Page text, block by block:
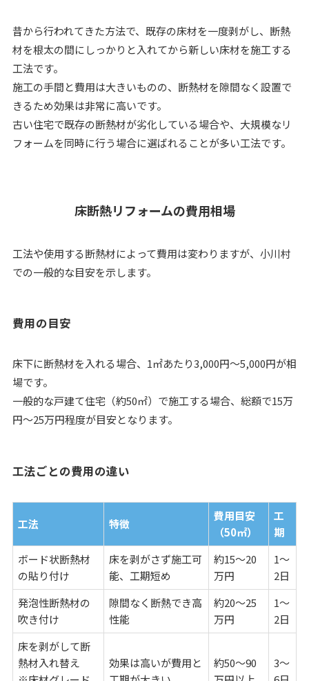
昔から行われてきた方法で、既存の床材を一度剥がし、断熱
材を根太の間にしっかりと入れてから新しい床材を施工する
工法です。
施工の手間と費用は大きいものの、断熱材を隙間なく設置で
きるため効果は非常に高いです。
古い住宅で既存の断熱材が劣化している場合や、大規模なリ
フォームを同時に行う場合に選ばれることが多い工法です。
床断熱リフォームの費用相場
工法や使用する断熱材によって費用は変わりますが、小川村
での一般的な目安を示します。
費用の目安
床下に断熱材を入れる場合、1㎡あたり3,000円〜5,000円が相
場です。
一般的な戸建て住宅（約50㎡）で施工する場合、総額で15万
円〜25万円程度が目安となります。
工法ごとの費用の違い
工法 特徴
費用目安
（50㎡）
工
期
ボード状断熱材
の貼り付け
床を剥がさず施工可
能、工期短め
約15〜20
万円
1〜
2日
発泡性断熱材の
吹き付け
隙間なく断熱でき高
性能
約20〜25
万円
1〜
2日
床を剥がして断
熱材入れ替え
効果は高いが費用と
約50～90
3〜